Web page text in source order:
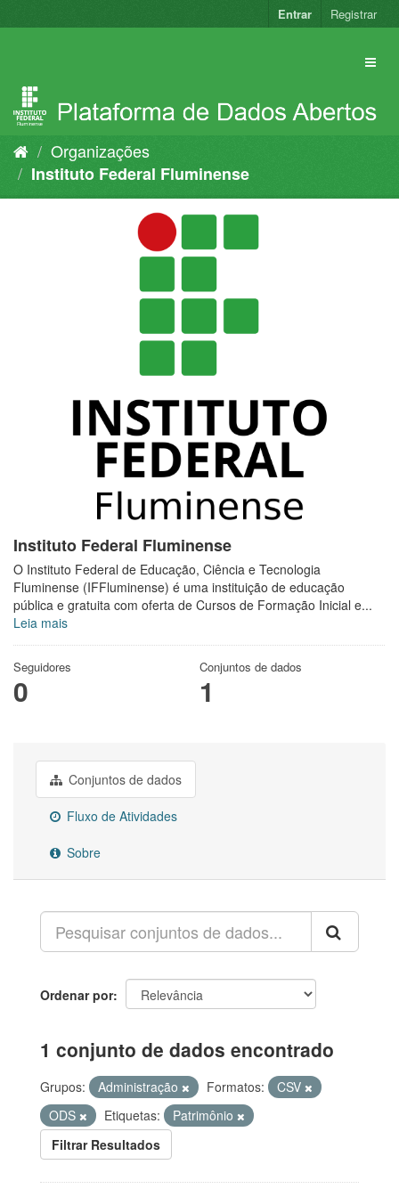
para
Entrar Registrar
Organizações
Instituto Federal Fluminense
Instituto Federal Fluminense
O Instituto Federal de Educação, Ciência e Tecnologia
Fluminense (IFFluminense) é uma instituição de educação
pública e gratuita com oferta de Cursos de Formação Inicial e...
Leia mais
Seguidores
0
Conjuntos de dados
1
Conjuntos de dados
Fluxo de Atividades
Sobre
Ordenar por
1 conjunto de dados encontrado
Grupos: Administração Formatos:
CSV
ODS
Etiquetas:
Patrimônio
Filtrar Resultados